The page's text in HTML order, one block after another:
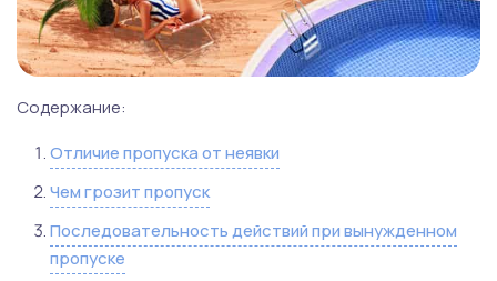
Содержание:
Отличие пропуска от неявки
Чем грозит пропуск
Последовательность действий при вынужденном
пропуске